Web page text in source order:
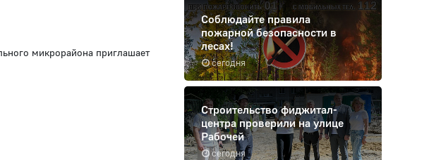
микрорайона приглашает
сегодня
Соблюдайте правила
пожарной безопасности в
лесах!
сегодня
Строительство фиджитал-
центра проверили на улице
Рабочей